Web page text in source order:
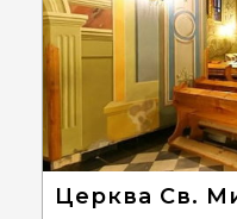
Церква Св.